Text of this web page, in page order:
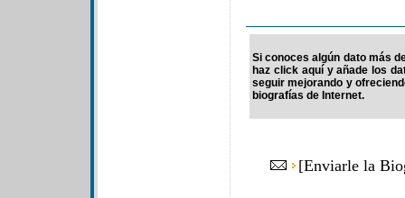
Si conoces algún dato más
haz click aquí y añade los
seguir mejorando y
biografías de Internet.
[Enviarle la